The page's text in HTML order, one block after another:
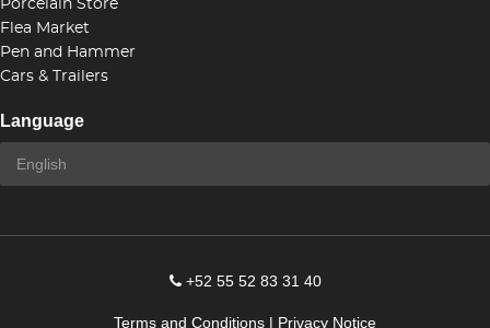
Porcelain Store
Flea Market
Pen and Hammer
Cars & Trailers
Language
+52 55 52 83 31 40
Terms and Conditions | Privacy Notice